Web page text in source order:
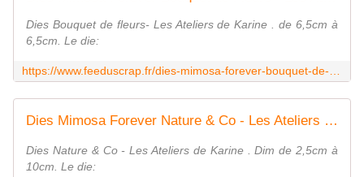
Dies Bouquet de fleurs- Les Ateliers de Karine . de 6,5cm à
6,5cm. Le die:
Dies Mimosa Forever Nature & Co - Les Ateliers de Karine
Dies Nature & Co - Les Ateliers de Karine . Dim de 2,5cm à
10cm. Le die: